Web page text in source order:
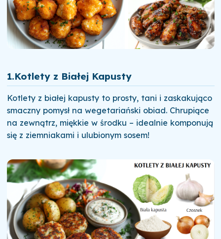
1.Kotlety z Białej Kapusty
Kotlety z białej kapusty to prosty, tani i zaskakująco
smaczny pomysł na wegetariański obiad. Chrupiące
na zewnątrz, miękkie w środku – idealnie komponują
się z ziemniakami i ulubionym sosem!